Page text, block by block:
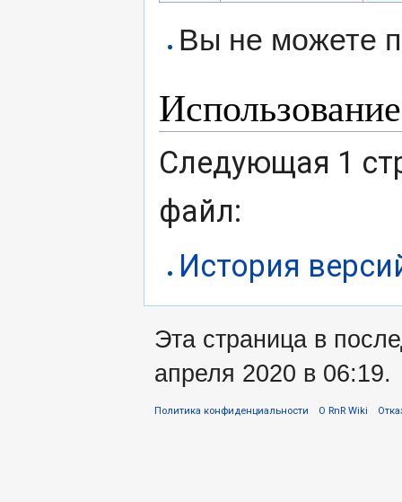
Вы не можете
Следующая 1
файл:
История
Эта страница в
апреля 2020 в 06:19.
Политика конфиденциальности О RnR Wiki